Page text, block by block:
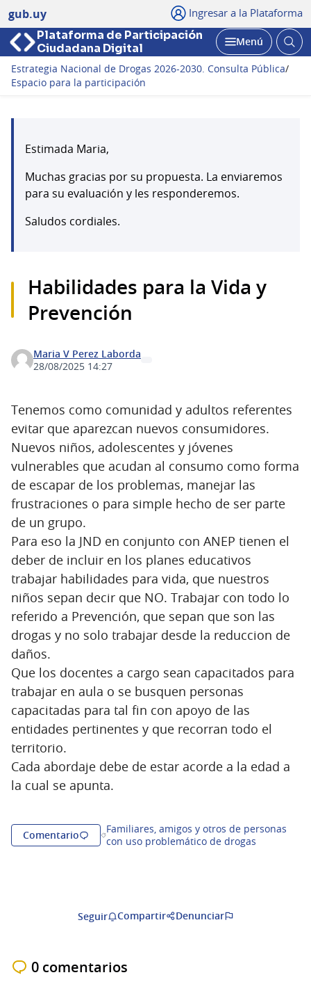
gub.uy Ingresar a la Plataforma
Plataforma de Participación
Ciudadana Digital
Abrir
Menú
Estrategia Nacional de Drogas 2026-2030. Consulta Pública/
Espacio para la participación
Estimada Maria,
Muchas gracias por su propuesta. La enviaremos
para su evaluación y les responderemos.
Saludos cordiales.
Habilidades para la Vida y
Prevención
Maria V Perez Laborda
28/08/2025 14:27
Tenemos como comunidad y adultos referentes
evitar que aparezcan nuevos consumidores.
Nuevos niños, adolescentes y jóvenes
vulnerables que acudan al consumo como forma
de escapar de los problemas, manejar las
frustraciones o para simple hecho de ser parte
de un grupo.
Para eso la JND en conjunto con ANEP tienen el
deber de incluir en los planes educativos
trabajar habilidades para vida, que nuestros
niños sepan decir que NO. Trabajar con todo lo
referido a Prevención, que sepan que son las
drogas y no solo trabajar desde la reduccion de
daños.
Que los docentes a cargo sean capacitados para
trabajar en aula o se busquen personas
capacitadas para tal fin con apoyo de las
entidades pertinentes y que recorran todo el
territorio.
Cada abordaje debe de estar acorde a la edad a
la cual se apunta.
Comentario Resultados al filtrar por la categoría:
Familiares, amigos y otros de personas
con uso problemático de drogas
Seguir Compartir Denunciar
0 comentarios